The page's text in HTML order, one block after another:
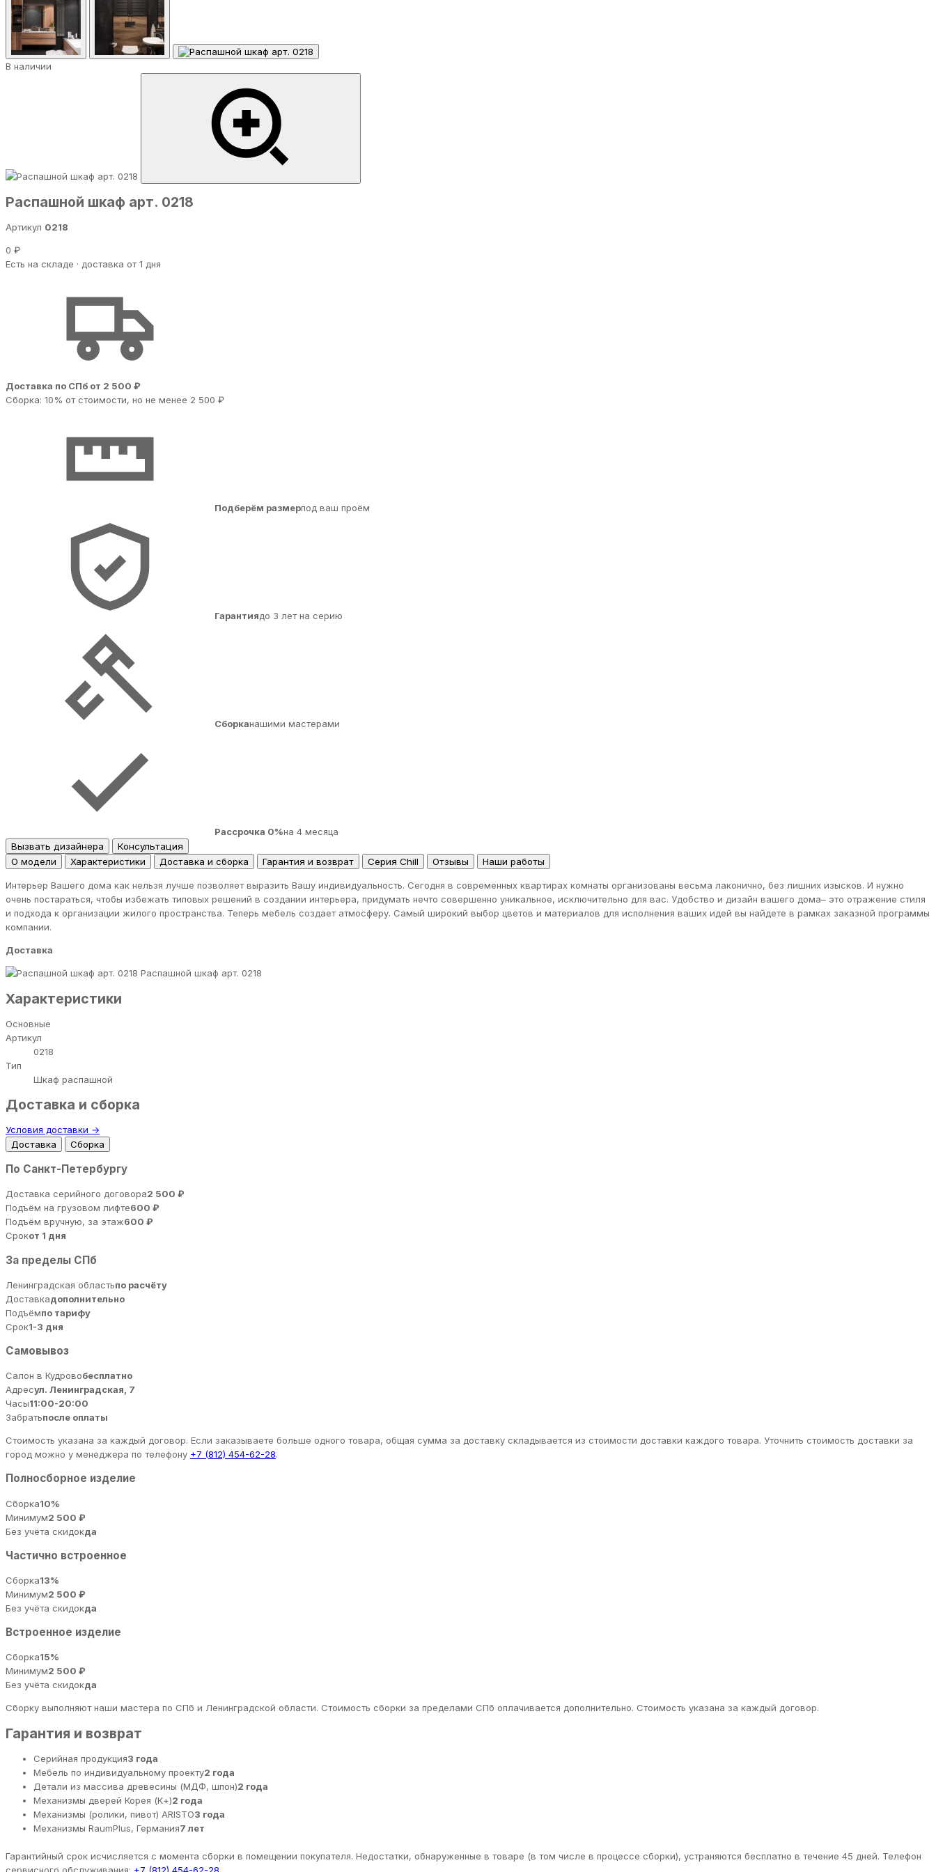
В наличии
Распашной шкаф арт. 0218
Артикул 0218
0 ₽
Есть на складе · доставка от 1 дня
Доставка по СПб от 2 500 ₽
Сборка: 10% от стоимости, но не менее 2 500 ₽
Подберём размерпод ваш проём
Гарантиядо 3 лет на серию
Сборканашими мастерами
Рассрочка 0%на 4 месяца
Вызвать дизайнера
Консультация
О модели
Характеристики Доставка и сборка Гарантия и возврат Серия Chill Отзывы Наши работы
Интерьер Вашего дома как нельзя лучше позволяет выразить Вашу индивидуальность. Сегодня в современных квартирах комнаты организованы весьма лаконично, без лишних изысков. И нужно
очень постараться, чтобы избежать типовых решений в создании интерьера, придумать нечто совершенно уникальное, исключительно для вас. Удобство и дизайн вашего дома– это отражение стиля
и подхода к организации жилого пространства. Теперь мебель создает атмосферу. Самый широкий выбор цветов и материалов для исполнения ваших идей вы найдете в рамках заказной программы
компании.
Доставка
Распашной шкаф арт. 0218
Характеристики
Основные
Артикул
0218
Тип
Шкаф распашной
Доставка и сборка
Условия доставки →
Доставка
Сборка
По Санкт-Петербургу
Доставка серийного договора2 500 ₽
Подъём на грузовом лифте600 ₽
Подъём вручную, за этаж600 ₽
Срокот 1 дня
За пределы СПб
Ленинградская областьпо расчёту
Доставкадополнительно
Подъёмпо тарифу
Срок1-3 дня
Самовывоз
Салон в Кудровобесплатно
Адресул. Ленинградская, 7
Часы11:00-20:00
Забратьпосле оплаты
Стоимость указана за каждый договор. Если заказываете больше одного товара, общая сумма за доставку складывается из стоимости доставки каждого товара. Уточнить стоимость доставки за
город можно у менеджера по телефону +7 (812) 454-62-28.
Полносборное изделие
Сборка10%
Минимум2 500 ₽
Без учёта скидокда
Частично встроенное
Сборка13%
Минимум2 500 ₽
Без учёта скидокда
Встроенное изделие
Сборка15%
Минимум2 500 ₽
Без учёта скидокда
Сборку выполняют наши мастера по СПб и Ленинградской области. Стоимость сборки за пределами СПб оплачивается дополнительно. Стоимость указана за каждый договор.
Гарантия и возврат
Серийная продукция3 года
Мебель по индивидуальному проекту2 года
Детали из массива древесины (МДФ, шпон)2 года
Механизмы дверей Корея (К+)2 года
Механизмы (ролики, пивот) ARISTO3 года
Механизмы RaumPlus, Германия7 лет
Гарантийный срок исчисляется с момента сборки в помещении покупателя. Недостатки, обнаруженные в товаре (в том числе в процессе сборки), устраняются бесплатно в течение 45 дней. Телефон